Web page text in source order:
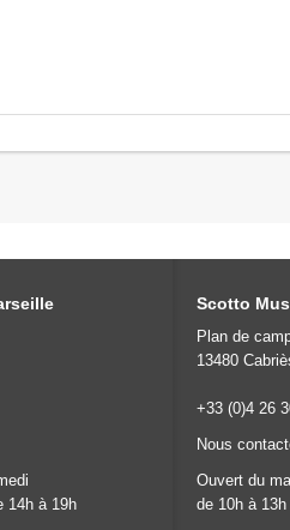
14h à 19h
Scotto
Plan de
13480
+33 (0)4 26
Nous
Ouvert du
de 10h à